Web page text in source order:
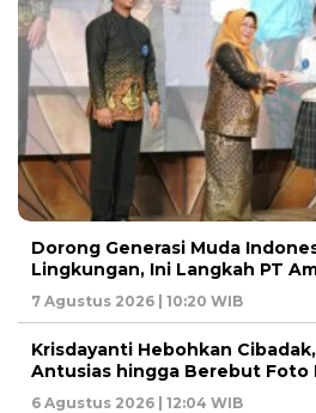
Dorong Generasi Muda
Lingkungan, Ini Langkah PT
7 Agustus 2026 | 10:20 WIB
Krisdayanti Hebohkan
Antusias hingga Berebut Foto
6 Agustus 2026 | 12:04 WIB